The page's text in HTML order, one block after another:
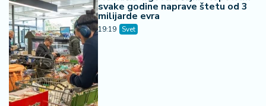
svake godine naprave štetu od 3
milijarde evra
19:19 Svet